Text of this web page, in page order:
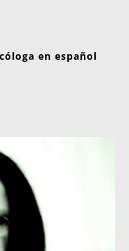
en español